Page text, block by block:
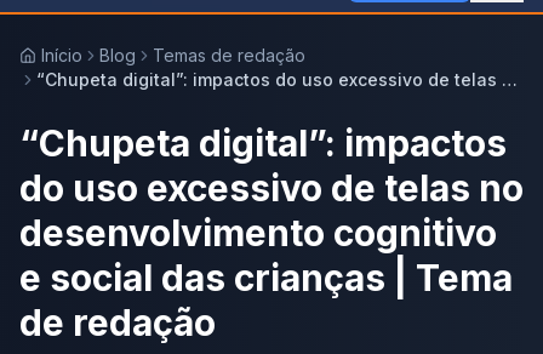
Início Blog
Temas de redação
“Chupeta digital”: impactos do uso excessivo de telas no
de redação
“Chupeta digital”: impactos
do uso excessivo de telas no
desenvolvimento cognitivo
e social das crianças | Tema
de redação